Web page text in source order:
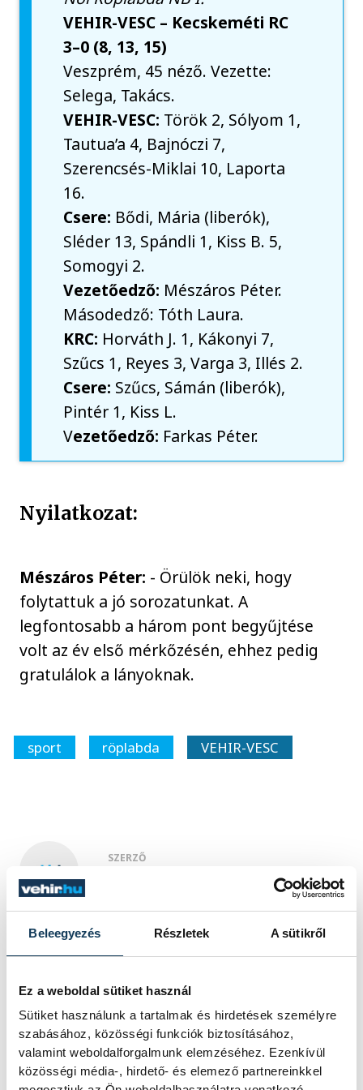
Beleegyezés Részletek A sütikről
Ez a weboldal sütiket használ
Sütiket használunk a tartalmak és hirdetések személyre
szabásához, közösségi funkciók biztosításához,
valamint weboldalforgalmunk elemzéséhez. Ezenkívül
közösségi média-, hirdető- és elemező partnereinkkel
VEHIR-VESC – Kecskeméti RC
3–0 (8, 13, 15)
Veszprém, 45 néző. Vezette:
Selega, Takács.
VEHIR-VESC: Török 2, Sólyom 1,
Tautua’a 4, Bajnóczi 7,
Szerencsés-Miklai 10, Laporta
16.
Csere: Bődi, Mária (liberók),
Sléder 13, Spándli 1, Kiss B. 5,
Somogyi 2.
Vezetőedző: Mészáros Péter.
Másodedző: Tóth Laura.
KRC: Horváth J. 1, Kákonyi 7,
Szűcs 1, Reyes 3, Varga 3, Illés 2.
Csere: Szűcs, Sámán (liberók),
Pintér 1, Kiss L.
Vezetőedző: Farkas Péter.
Nyilatkozat:
Mészáros Péter: - Örülök neki, hogy
folytattuk a jó sorozatunkat. A
legfontosabb a három pont begyűjtése
volt az év első mérkőzésén, ehhez pedig
gratulálok a lányoknak.
sport röplabda VEHIR-VESC
SZERZŐ
Események
KORÁBBI ESEMÉNYEK BETÖLTÉSE